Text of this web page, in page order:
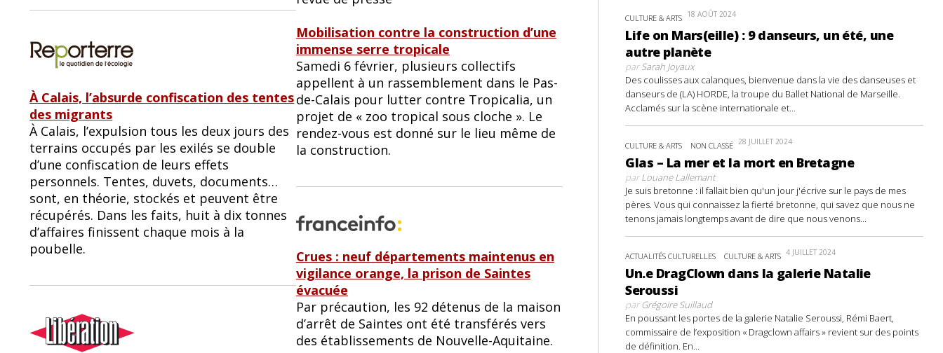
À Calais, l’absurde confiscation des tentes
des migrants
À Calais, l’expulsion tous les deux jours des
terrains occupés par les exilés se double
d’une confiscation de leurs effets
personnels. Tentes, duvets, documents…
sont, en théorie, stockés et peuvent être
récupérés. Dans les faits, huit à dix tonnes
d’affaires finissent chaque mois à la
poubelle.
Mobilisation contre la construction d’une
immense serre tropicale
Samedi 6 février, plusieurs collectifs
appellent à un rassemblement dans le Pas-
de-Calais pour lutter contre Tropicalia, un
projet de « zoo tropical sous cloche ». Le
rendez-vous est donné sur le lieu même de
la construction.
Crues : neuf départements maintenus en
vigilance orange, la prison de Saintes
évacuée
Par précaution, les 92 détenus de la maison
d’arrêt de Saintes ont été transférés vers
des établissements de Nouvelle-Aquitaine.
CULTURE & ARTS 18 AOÛT 2024
Life on Mars(eille) : 9 danseurs, un été, une
autre planète
parSarah Joyaux
Des coulisses aux calanques, bienvenue dans la vie des danseuses et
danseurs de (LA) HORDE, la troupe du Ballet National de Marseille.
Acclamés sur la scène internationale et...
CULTURE & ARTS NON CLASSÉ 28 JUILLET 2024
Glas – La mer et la mort en Bretagne
parLouane Lallemant
Je suis bretonne : il fallait bien qu'un jour j'écrive sur le pays de mes
pères. Vous qui connaissez la fierté bretonne, qui savez que nous ne
tenons jamais longtemps avant de dire que nous venons...
ACTUALITÉS CULTURELLES CULTURE & ARTS 4 JUILLET 2024
Un.e DragClown dans la galerie Natalie
Seroussi
parGrégoire Suillaud
En poussant les portes de la galerie Natalie Seroussi, Rémi Baert,
commissaire de l’exposition « Dragclown affairs » revient sur des points
de définition. En...